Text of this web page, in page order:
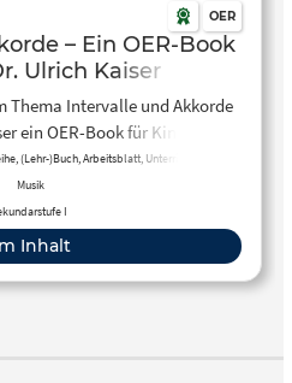
OER
– Ein OER-Book
Ulrich Kaiser
Thema Intervalle und Akkorde
ein OER-Book für Kinder, das
als auch für den Einsatz im
geeignet ist.
(Lehr-)Buch, Arbeitsblatt, Unterrichtsplan
Musik
I
Inhalt